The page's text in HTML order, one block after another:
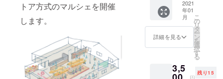
トア方式のマルシェを開催
します。
す。 *開
催は川
内川河
川敷の
本プロ
での開
催を予
当日
キャン
セルを
された
場合
は、返
金でき
のでご
了承く
できる
ことに
なりま
した！
開催日
は2021
年3月20
日
（土）
発送は
出品者
より直
りさせ
ていた
ンから
選択く
ださ
舗での
受け取
ン後
真はイ
メージ
です。
指定は
できま
くださ
い。 *受
代川焼
玉明山
１５
代 荒
木秀樹
員、日
本陶芸
家、風
間信秀
氏によ
る イヌ
マキの
カップ
とソー
ティー
スプー
2021
年01
月
詳細を見る
こ
の
リ
タ
ー
ン
を
選
択
す
る
3,5 残り15